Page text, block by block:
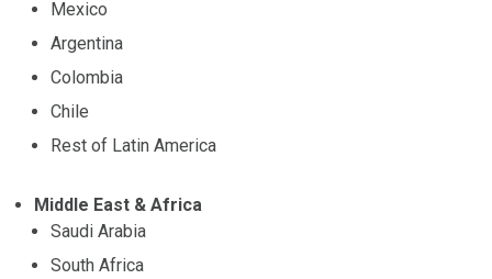
Mexico
Argentina
Colombia
Chile
Rest of Latin America
Middle East & Africa
Saudi Arabia
South Africa